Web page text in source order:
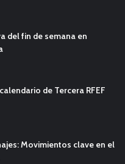
del fin de semana en
de Tercera RFEF
Movimientos clave en el